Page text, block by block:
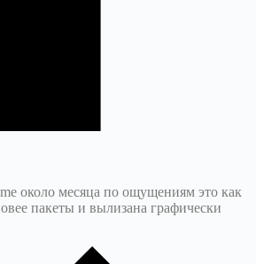
около месяца по ощущениям это как
пакеты и вылизана графически